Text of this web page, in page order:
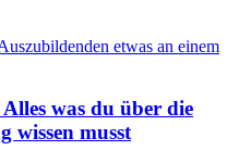
was du über die
wissen musst